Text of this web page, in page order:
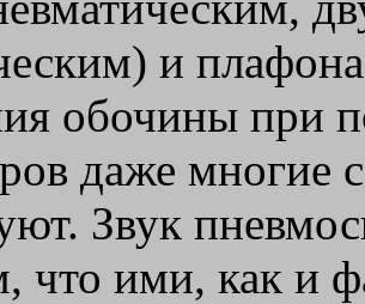
и
обочины при
даже многие
Звук
ими, как и